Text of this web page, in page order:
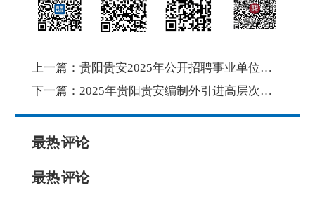
上一篇： 贵阳贵安2025年公开招聘事业单位工作人员息烽县第二批考核合格拟聘用人员名单公示
下一篇： 2025年贵阳贵安编制外引进高层次人才公告
最热评论
最热评论